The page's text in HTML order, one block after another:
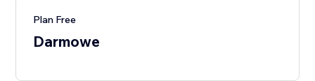
Plan Free
Darmowe